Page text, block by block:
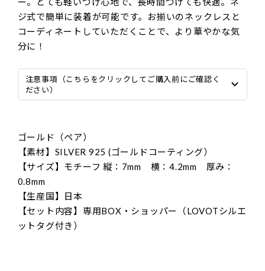
ジ式で簡単に装着が可能です。お揃いのネックレスと
コーディネートしていただくことで、より華やかな気
分に！
注意事項（こちらをクリックしてご購入前にご確認く
ださい）
ゴールド（ペア）
【素材】SILVER 925 (ゴールドコーティング）
【サイズ】モチーフ 縦：7mm 横：4.2mm 厚み：
0.8mm
【生産国】日本
【セット内容】専用BOX・ショッパー（LOVOTシルエ
ットタグ付き）